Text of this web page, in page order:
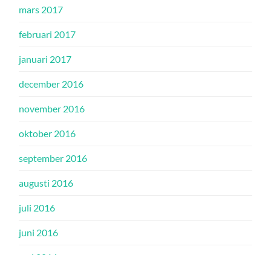
mars 2017
februari 2017
januari 2017
december 2016
november 2016
oktober 2016
september 2016
augusti 2016
juli 2016
juni 2016